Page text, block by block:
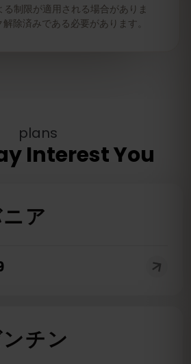
制限が適用される場合がありま
除済みである必要があります。
plans
Interest You
ア
チン